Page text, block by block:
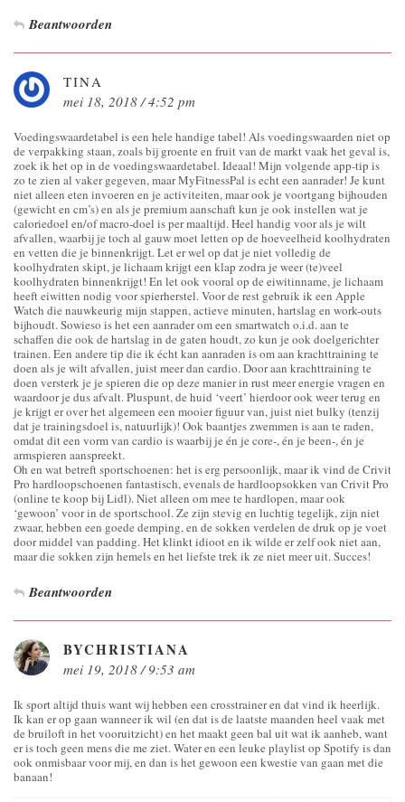
Beantwoorden
TINA
mei 18, 2018 / 4:52 pm
Voedingswaardetabel is een hele handige tabel! Als voedingswaarden niet op
de verpakking staan, zoals bij groente en fruit van de markt vaak het geval is,
zoek ik het op in de voedingswaardetabel. Ideaal! Mijn volgende app-tip is
zo te zien al vaker gegeven, maar MyFitnessPal is echt een aanrader! Je kunt
niet alleen eten invoeren en je activiteiten, maar ook je voortgang bijhouden
(gewicht en cm’s) en als je premium aanschaft kun je ook instellen wat je
caloriedoel en/of macro-doel is per maaltijd. Heel handig voor als je wilt
afvallen, waarbij je toch al gauw moet letten op de hoeveelheid koolhydraten
en vetten die je binnenkrijgt. Let er wel op dat je niet volledig de
koolhydraten skipt, je lichaam krijgt een klap zodra je weer (te)veel
koolhydraten binnenkrijgt! En let ook vooral op de eiwitinname, je lichaam
heeft eiwitten nodig voor spierherstel. Voor de rest gebruik ik een Apple
Watch die nauwkeurig mijn stappen, actieve minuten, hartslag en work-outs
bijhoudt. Sowieso is het een aanrader om een smartwatch o.i.d. aan te
schaffen die ook de hartslag in de gaten houdt, zo kun je ook doelgerichter
trainen. Een andere tip die ik écht kan aanraden is om aan krachttraining te
doen als je wilt afvallen, juist meer dan cardio. Door aan krachttraining te
doen versterk je je spieren die op deze manier in rust meer energie vragen en
waardoor je dus afvalt. Pluspunt, de huid ‘veert’ hierdoor ook weer terug en
je krijgt er over het algemeen een mooier figuur van, juist niet bulky (tenzij
dat je trainingsdoel is, natuurlijk)! Ook baantjes zwemmen is aan te raden,
omdat dit een vorm van cardio is waarbij je én je core-, én je been-, én je
armspieren aanspreekt.
Oh en wat betreft sportschoenen: het is erg persoonlijk, maar ik vind de Crivit
Pro hardloopschoenen fantastisch, evenals de hardloopsokken van Crivit Pro
(online te koop bij Lidl). Niet alleen om mee te hardlopen, maar ook
‘gewoon’ voor in de sportschool. Ze zijn stevig en luchtig tegelijk, zijn niet
zwaar, hebben een goede demping, en de sokken verdelen de druk op je voet
door middel van padding. Het klinkt idioot en ik wilde er zelf ook niet aan,
maar die sokken zijn hemels en het liefste trek ik ze niet meer uit. Succes!
Beantwoorden
BYCHRISTIANA
mei 19, 2018 / 9:53 am
Ik sport altijd thuis want wij hebben een crosstrainer en dat vind ik heerlijk.
Ik kan er op gaan wanneer ik wil (en dat is de laatste maanden heel vaak met
de bruiloft in het vooruitzicht) en het maakt geen bal uit wat ik aanheb, want
er is toch geen mens die me ziet. Water en een leuke playlist op Spotify is dan
ook onmisbaar voor mij, en dan is het gewoon een kwestie van gaan met die
banaan!